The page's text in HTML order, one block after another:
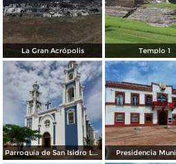
La Gran Acrópolis Templo 1
Parroquia de San Isidro Labrador Presidencia